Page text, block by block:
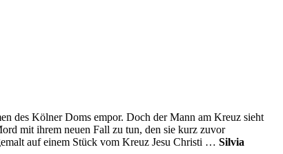
des Kölner Doms empor. Doch der Mann am Kreuz sieht
mit ihrem neuen Fall zu tun, den sie kurz zuvor
auf einem Stück vom Kreuz Jesu Christi … Silvia